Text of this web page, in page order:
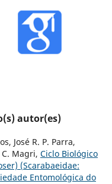
autor(es)
José R. P. Parra,
Magri, Ciclo Biológico
(Scarabaeidae:
Entomológica do